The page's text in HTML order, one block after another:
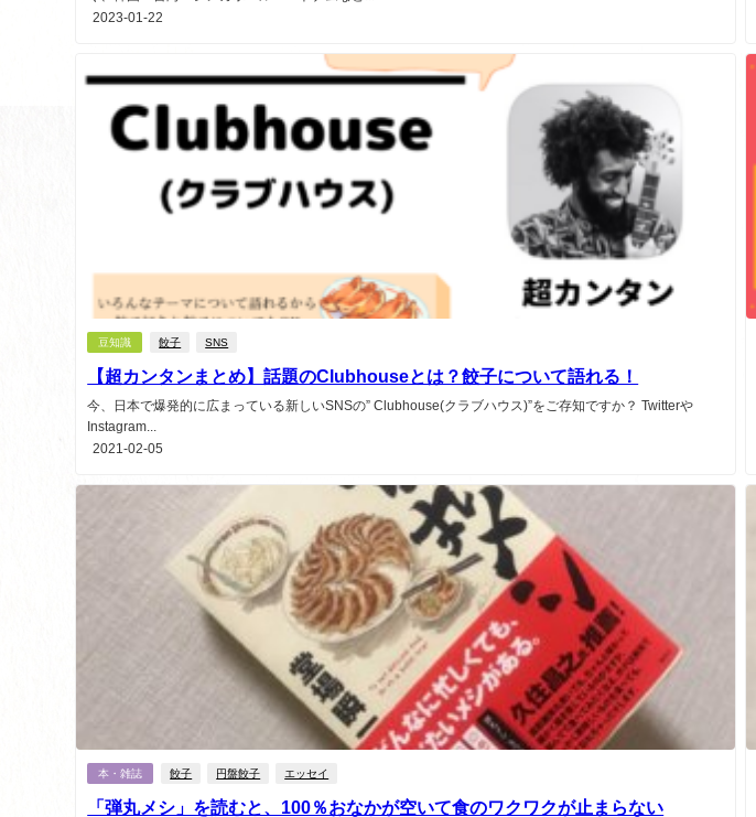
2023-01-22
豆知識 餃子 SNS
【超カンタンまとめ】話題のClubhouseとは？餃子について語れる！
今、日本で爆発的に広まっている新しいSNSの” Clubhouse(クラブハウス)”をご存知ですか？ Twitterや
Instagram...
2021-02-05
本・雑誌 餃子 円盤餃子 エッセイ
「弾丸メシ」を読むと、100％おなかが空いて食のワクワクが止まらない